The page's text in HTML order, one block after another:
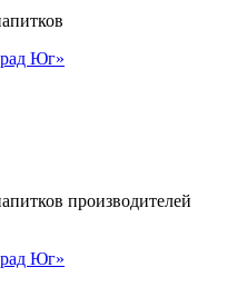
Юг»
производителей
Юг»